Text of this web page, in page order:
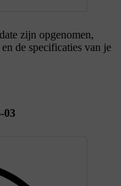
zijn opgenomen,
de specificaties van je
03